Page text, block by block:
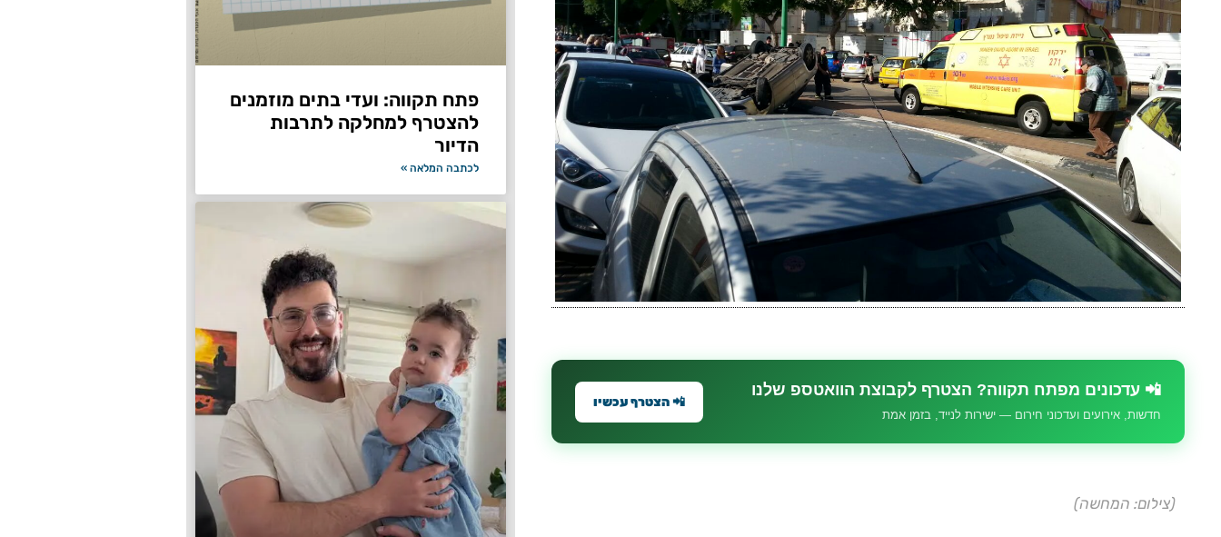
📲 עדכונים מפתח תקווה? הצטרף לקבוצת הוואטספ שלנו
חדשות, אירועים ועדכוני חירום — ישירות לנייד, בזמן אמת
📲 הצטרף עכשיו
(צילום: המחשה)
פתח תקווה: ועדי בתים מוזמנים
להצטרף למחלקה לתרבות
הדיור
לכתבה המלאה »